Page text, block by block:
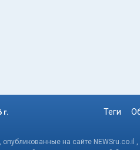
г. Теги
на сайте NEWSru.co.il